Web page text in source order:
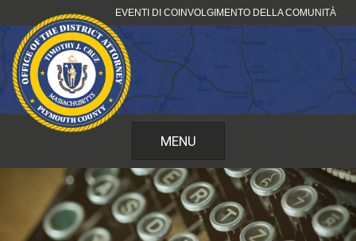
al
contenuto
EVENTI DI COINVOLGIMENTO DELLA COMUNITÀ
MENU